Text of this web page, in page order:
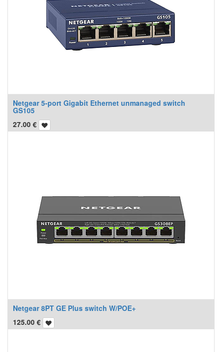
Netgear 5-port Gigabit Ethernet unmanaged switch
GS105
27.00 €
Netgear 8PT GE Plus switch W/POE+
125.00 €